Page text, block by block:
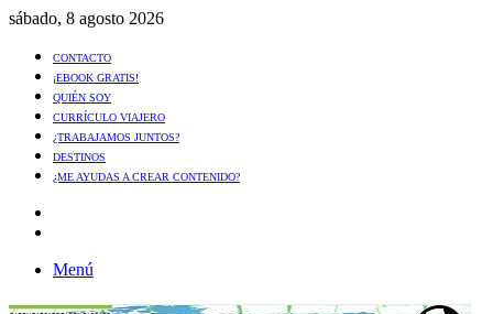
sábado, 8 agosto 2026
CONTACTO
¡EBOOK GRATIS!
QUIÉN SOY
CURRÍCULO VIAJERO
¿TRABAJAMOS JUNTOS?
DESTINOS
¿ME AYUDAS A CREAR CONTENIDO?
Menú